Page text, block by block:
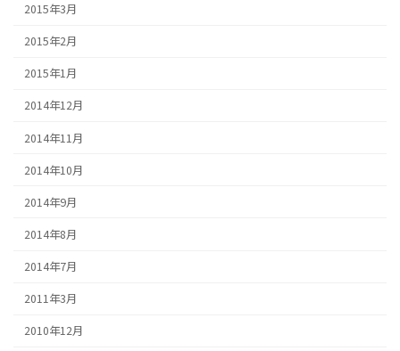
2015年3月
2015年2月
2015年1月
2014年12月
2014年11月
2014年10月
2014年9月
2014年8月
2014年7月
2011年3月
2010年12月